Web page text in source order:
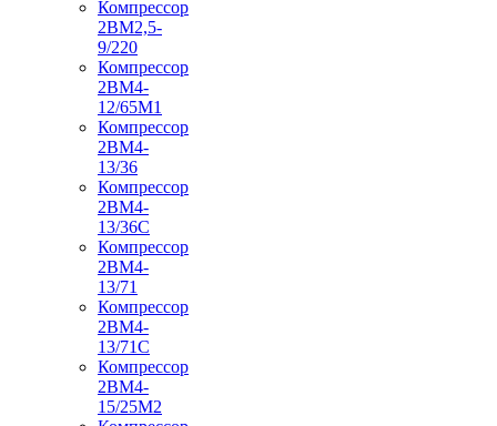
Компрессор
2ВМ2,5-
9/220
Компрессор
2ВМ4-
12/65М1
Компрессор
2ВМ4-
13/36
Компрессор
2ВМ4-
13/36С
Компрессор
2ВМ4-
13/71
Компрессор
2ВМ4-
13/71С
Компрессор
2ВМ4-
15/25М2